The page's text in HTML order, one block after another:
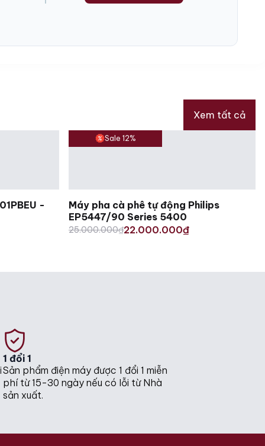
Xem tất cả
-
Sale 12%
Máy pha cà phê tự động Philips
EP5447/90 Series 5400
25.000.000₫
Original
22.000.000₫
Current
1 đổi 1
Sản phẩm điện máy được 1 đổi 1 miễn
phí từ 15-30 ngày nếu có lỗi từ Nhà
sản xuất.